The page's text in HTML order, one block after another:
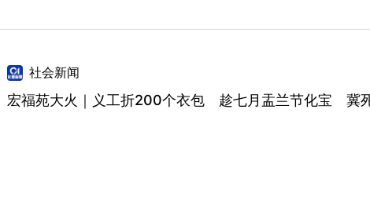
社会新闻
宏福苑大火｜义工折200个衣包 趁七月盂兰节化宝 冀